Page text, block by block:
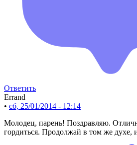
Ответить
Errand
• сб, 25/01/2014 - 12:14
Молодец, парень! Поздравляю.
гордиться. Продолжай в том же духе,